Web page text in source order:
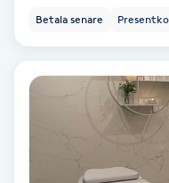
Ansiktsbehandling
Babylights
Betala senare